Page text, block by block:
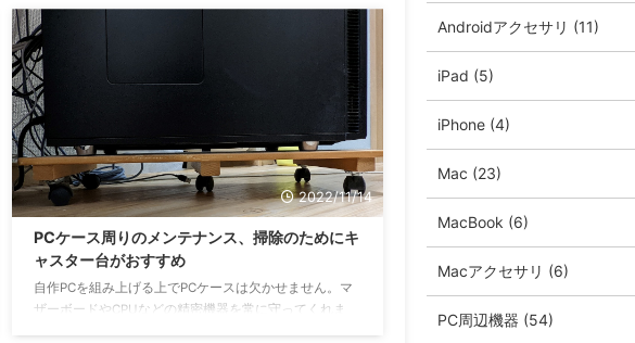
安からAmazonブラックフライデーセールをきっかけに
スタンド商品を探し、スマートフォンスタンド「MOFT
X」を購入しました。 MOFT Xはクレジットカードなど
を挿し込んで持ち運ぶことが可能ですが、その用途で使
用は考えておらず、Pixel 6aの持ちやすさ安定度向上と
なんとなくこのブランドを使ってみたかったという理由
で購入しています。 開 ...
2022/11/14
PCケース周りのメンテナンス、掃除のためにキ
ャスター台がおすすめ
自作PCを組み上げる上でPCケースは欠かせません。マ
ザーボードやCPUなどの精密機器を常に守ってくれま
Androidアクセサリ (11)
iPad (5)
iPhone (4)
Mac (23)
MacBook (6)
Macアクセサリ (6)
PC周辺機器 (54)